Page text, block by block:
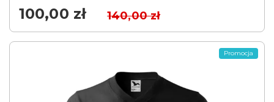
100,00 zł 140,00zł
Promocja